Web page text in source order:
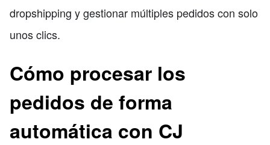
dropshipping y gestionar múltiples pedidos con solo
unos clics.
Cómo procesar los
pedidos de forma
automática con CJ